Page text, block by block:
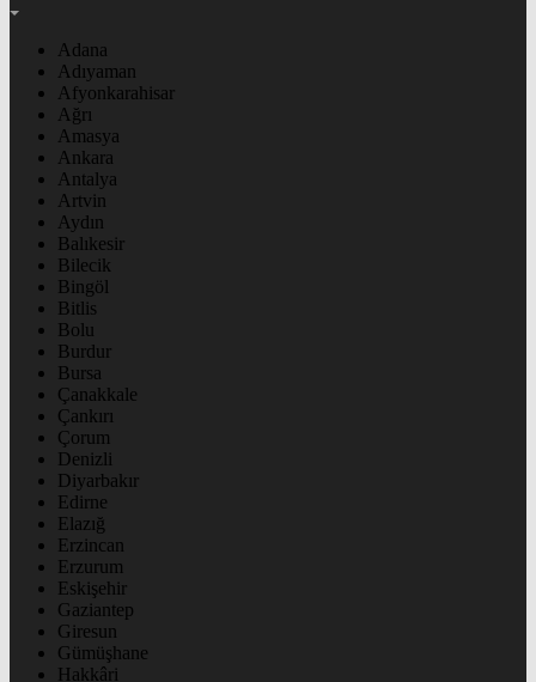
Adana
Adıyaman
Afyonkarahisar
Ağrı
Amasya
Ankara
Antalya
Artvin
Aydın
Balıkesir
Bilecik
Bingöl
Bitlis
Bolu
Burdur
Bursa
Çanakkale
Çankırı
Çorum
Denizli
Diyarbakır
Edirne
Elazığ
Erzincan
Erzurum
Eskişehir
Gaziantep
Giresun
Gümüşhane
Hakkâri